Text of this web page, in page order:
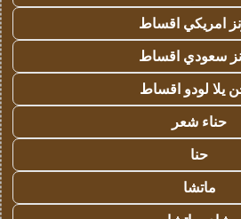
امريكي اقساط
سعودي اقساط
يلا لودو اقساط
حناء شعر
حنا
ماتشا